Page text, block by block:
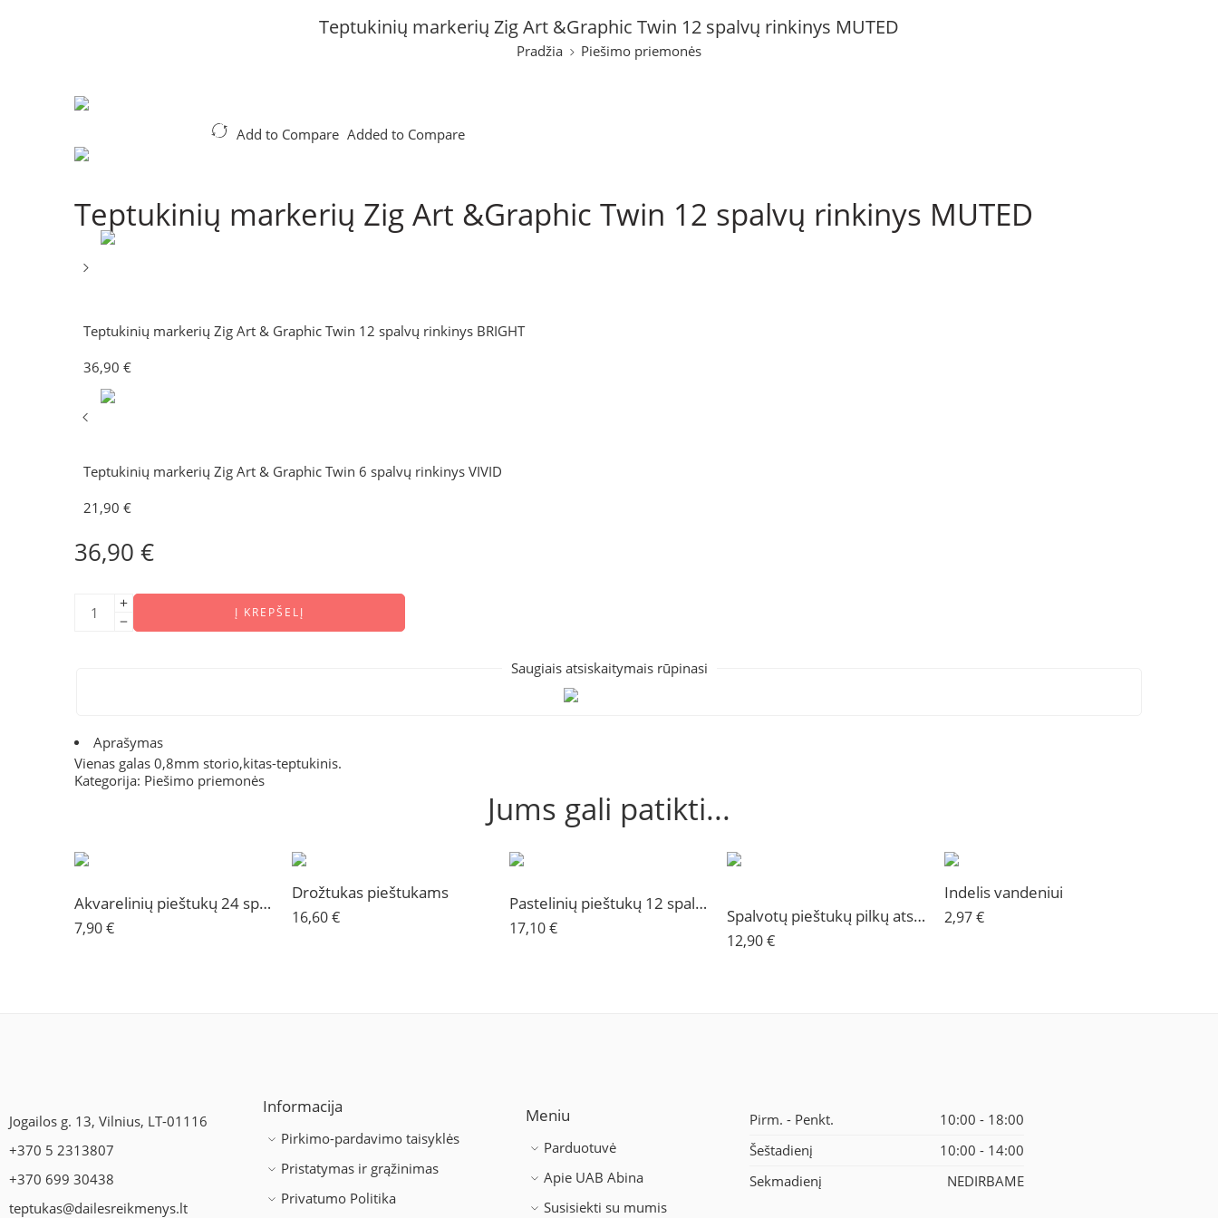
Teptukinių markerių Zig Art &Graphic Twin 12 spalvų rinkinys MUTED
Pradžia Piešimo priemonės
Add to Compare Added to Compare
Teptukinių markerių Zig Art &Graphic Twin 12 spalvų rinkinys MUTED
Teptukinių markerių Zig Art & Graphic Twin 12 spalvų rinkinys BRIGHT
36,90 €
Teptukinių markerių Zig Art & Graphic Twin 6 spalvų rinkinys VIVID
21,90 €
36,90 €
Į KREPŠELĮ
Saugiais atsiskaitymais rūpinasi
Aprašymas
Vienas galas 0,8mm storio,kitas-teptukinis.
Kategorija: Piešimo priemonės
Jums gali patikti...
Akvarelinių pieštukų 24 spalvų rinkinys Koh-I-Noor
7,90€
Drožtukas pieštukams
16,60€
Pastelinių pieštukų 12 spalvų rinkinys Kooh-I-Noor
17,10€
Spalvotų pieštukų pilkų atspalvių 12 vnt, rinkinys Koh-I-Noor
12,90€
Indelis vandeniui
2,97€
Jogailos g. 13, Vilnius, LT-01116
+370 5 2313807
+370 699 30438
teptukas@dailesreikmenys.lt
Informacija
Pirkimo-pardavimo taisyklės
Pristatymas ir grąžinimas
Privatumo Politika
Meniu
Parduotuvė
Apie UAB Abina
Susisiekti su mumis
Pirm. - Penkt.
10:00 - 18:00
Šeštadienį
10:00 - 14:00
Sekmadienį
NEDIRBAME